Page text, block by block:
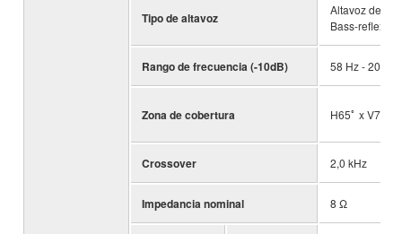
Tipo de altavoz
Altavoz de
Bass-reflex
Rango de frecuencia (-10dB) 58 Hz - 20 kHz
Zona de cobertura H65ﾟ x V75ﾟ
Crossover 2,0 kHz
Impedancia nominal 8 Ω